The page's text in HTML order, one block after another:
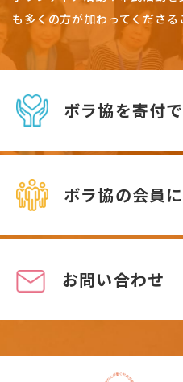
も多くの方が加わってくださ
ボラ協を寄付
ボラ協の会員
お問い合わせ